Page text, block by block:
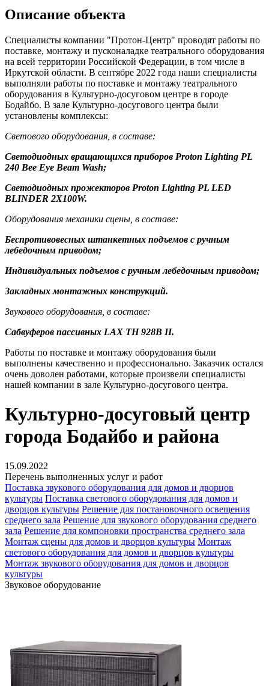
Описание объекта
Специалисты компании "Протон-Центр" проводят работы по
поставке, монтажу и пусконаладке театрального оборудования
на всей территории Российской Федерации, в том числе в
Иркутской области. В сентябре 2022 года наши специалисты
выполняли работы по поставке и монтажу театрального
оборудования в Культурно-досуговом центре в городе
Бодайбо. В зале Культурно-досугового центра были
установлены комплексы:
Светового оборудования, в составе:
Светодиодных вращающихся приборов Proton Lighting PL
240 Bee Eye Beam Wash;
Светодиодных прожекторов Proton Lighting PL LED
BLINDER 2X100W.
Оборудования механики сцены , в составе:
Беспротивовесных штанкетных подъемов с ручным
лебедочным приводом;
Индивидуальных подъемов с ручным лебедочным приводом;
Закладных монтажных конструкций.
Звукового оборудования, в составе:
Сабвуферов пассивных LAX TH 928B II.
Работы по поставке и монтажу оборудования были
выполнены качественно и профессионально. Заказчик остался
очень доволен работами, которые произвели специалисты
нашей компании в зале Культурно-досугового центра.
Культурно-досуговый центр
города Бодайбо и района
15.09.2022
Перечень выполненных услуг и работ
Поставка звукового оборудования для домов и дворцов
культуры Поставка светового оборудования для домов и
дворцов культуры Решение для постановочного освещения
среднего зала Решение для звукового оборудования среднего
зала Решение для компоновки пространства среднего зала
Монтаж сцены для домов и дворцов культуры Монтаж
светового оборудования для домов и дворцов культуры
Монтаж звукового оборудования для домов и дворцов
культуры
Звуковое оборудование